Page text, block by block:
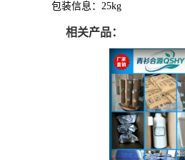
包装信息：25kg
相关产品：